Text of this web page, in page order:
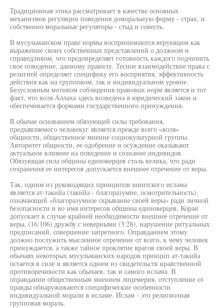
Традиционная этика рассматривает в качестве основных
механизмов регуляции поведения доморальную форму - страх, и
собственно моральные регуляторы - стыд и совесть.
В мусульманском праве нормы воспринимаются верующим как
выражение своих собственных представлений о должном и
справедливом, что предопределяет готовность каждого подчинить
свое поведение, данному правилу. Тесное взаимодействие права с
религией определяет специфику его восприятия, эффективность
действия как на групповом, так и индивидуальном уровне.
Безусловным мотивом соблюдения правовых норм является и тот
факт, что воля Аллаха здесь возведена в юридический закон и
обеспечивается формами государственного принуждения.
В обычае основанием обязующей силы требования,
предъявляемого человекуг является прежде всего «воля»
общности, общественное мнение социокультурной группы.
Авторитет общности, ее одобрение и осуждение оказывают
актуальное влияние на поведение и сознание индивидов.
Обязующая сила общины единоверцев столь велика, что ради
сохранения ее интересов допускается внешнее отречение от веры.
Так, одним из руководящих принципов шиитского ислама
является ат-такийа (такийа - благоразумие, осмотрительность),
означающий «благоразумное скрывание своей веры» ради личной
безопасности и во имя интересов общины единоверцев. Коран
допускает в случае крайней необходимости внешнее отречение от
веры, (16:106) дружбу с неверными (3:28), нарушение ритуальных
предписаний, совершение запретного. Оправданием этому
должно послужить мысленное отречение от всего, к чему человек
принуждается, а также тайное проклятие врагов своей веры. В
обычаях некоторых мусульманских народов принцип ат-такийа
остается в силе и является одним из свидетельств нравственной
противоречивости как обычаев, так и самого ислама. В
оправдании общественным мнением лицемерия, отступление от
правды обнаруживаются специфические особенности
индивидуальной морали в исламе. Ислам - это религиозная
групповая мораль.